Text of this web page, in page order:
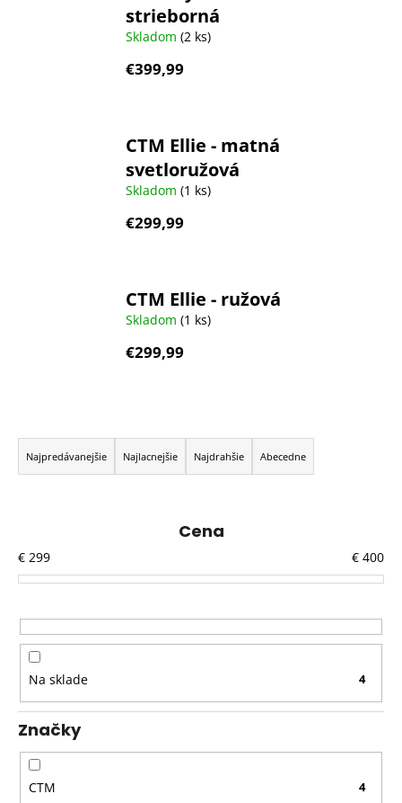
strieborná
Skladom (2 ks)
€399,99
CTM Ellie - matná
svetloružová
Skladom (1 ks)
€299,99
CTM Ellie - ružová
Skladom (1 ks)
€299,99
R
a
d
i
e
r
o
d
u
k
t
o
v
Najpredávanejšie Najlacnejšie Najdrahšie Abecedne
Cena
€ 299 € 400
Na sklade 4
Značky
CTM 4